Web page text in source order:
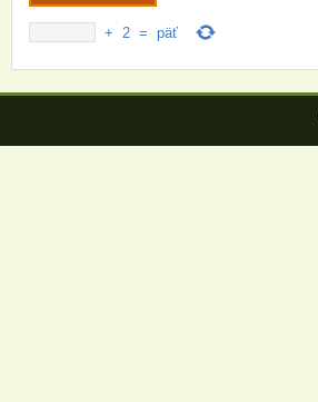
+ 2 = päť